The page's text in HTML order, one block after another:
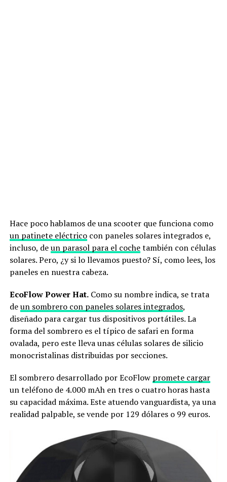
Hace poco hablamos de una scooter que funciona como
un patinete eléctricocon paneles solares integrados e,
incluso, deun parasol para el cochetambién con células
solares. Pero, ¿y si lo llevamos puesto? Sí, como lees, los
paneles en nuestra cabeza.
EcoFlow Power Hat.Como su nombre indica, se trata
deun sombrero con paneles solares integrados,
diseñado para cargar tus dispositivos portátiles. La
forma del sombrero es el típico de safari en forma
ovalada, pero este lleva unas células solares de silicio
monocristalinas distribuidas por secciones.
El sombrero desarrollado por EcoFlow promete cargar
un teléfono de 4.000 mAh en tres o cuatro horas hasta
su capacidad máxima. Este atuendo vanguardista, ya una
realidad palpable, se vende por 129 dólares o 99 euros.